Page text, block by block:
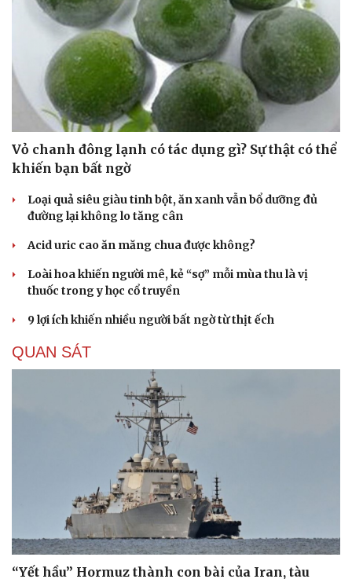
Vỏ chanh đông lạnh có tác dụng gì? Sự thật có thể
khiến bạn bất ngờ
Loại quả siêu giàu tinh bột, ăn xanh vẫn bổ dưỡng đủ
đường lại không lo tăng cân
Acid uric cao ăn măng chua được không?
Loài hoa khiến người mê, kẻ “sợ” mỗi mùa thu là vị
thuốc trong y học cổ truyền
9 lợi ích khiến nhiều người bất ngờ từ thịt ếch
QUAN SÁT
“Yết hầu” Hormuz thành con bài của Iran, tàu